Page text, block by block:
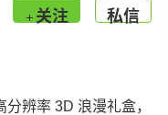
关注 私信
辨率 3D 浪漫礼盒，